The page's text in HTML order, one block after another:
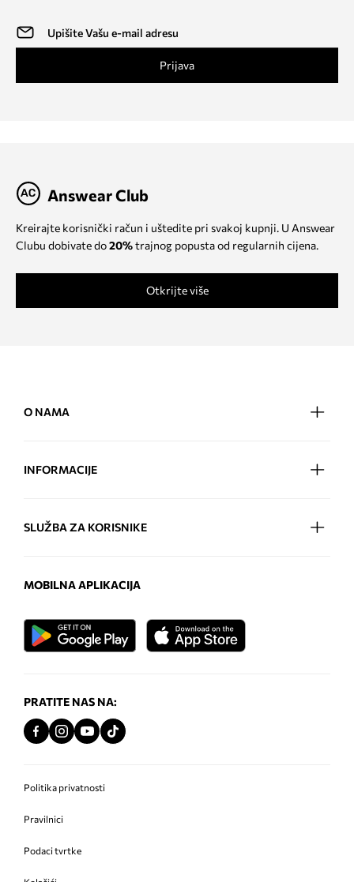
Prijava
Answear Club
Kreirajte korisnički račun i uštedite pri svakoj kupnji. U Answear
Clubu dobivate do20%trajnog popusta od regularnih cijena.
Otkrijte više
O NAMA
INFORMACIJE
SLUŽBA ZA KORISNIKE
MOBILNA APLIKACIJA
PRATITE NAS NA:
Politika privatnosti
Pravilnici
Podaci tvrtke